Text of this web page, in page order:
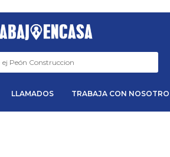
LLAMADOS TRABAJA CON